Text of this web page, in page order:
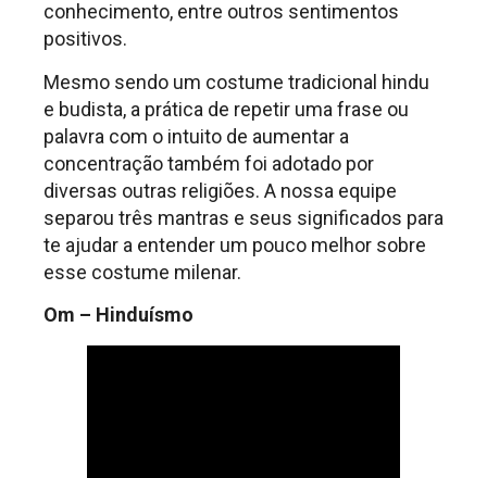
conhecimento, entre outros sentimentos
positivos.
Mesmo sendo um costume tradicional hindu
e budista, a prática de repetir uma frase ou
palavra com o intuito de aumentar a
concentração também foi adotado por
diversas outras religiões. A nossa equipe
separou três mantras e seus significados para
te ajudar a entender um pouco melhor sobre
esse costume milenar.
Om – Hinduísmo